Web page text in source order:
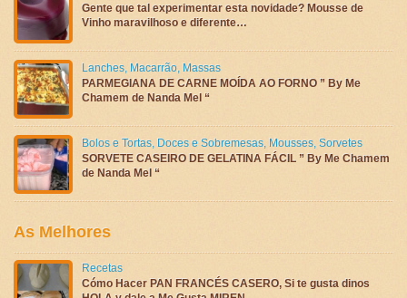
Gente que tal experimentar esta novidade? Mousse de
Vinho maravilhoso e diferente…
Lanches, Macarrão, Massas
PARMEGIANA DE CARNE MOÍDA AO FORNO ” By Me
Chamem de Nanda Mel “
Bolos e Tortas, Doces e Sobremesas, Mousses, Sorvetes
SORVETE CASEIRO DE GELATINA FÁCIL ” By Me Chamem
de Nanda Mel “
As Melhores
Recetas
Cómo Hacer PAN FRANCÉS CASERO, Si te gusta dinos